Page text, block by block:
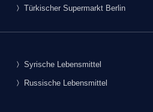
Türkischer Supermarkt Berlin
Syrische Lebensmittel
Russische Lebensmittel